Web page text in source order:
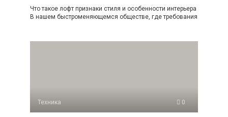
Что такое лофт признаки стиля и особенности интерьера
В нашем быстроменяющемся обществе, где требования
Техника 0